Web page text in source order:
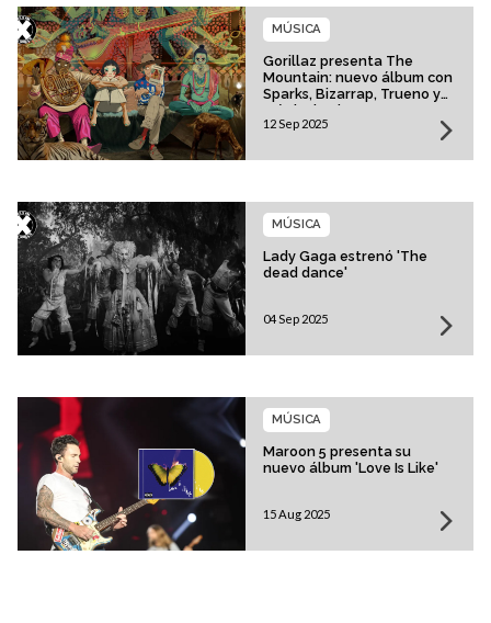
Gorillaz presenta The
Mountain: nuevo álbum con
Sparks, Bizarrap, Trueno y
más invitados
MÚSICA
12 Sep 2025
Lady Gaga estrenó 'The
dead dance'
MÚSICA
04 Sep 2025
Maroon 5 presenta su
nuevo álbum 'Love Is Like'
MÚSICA
15 Aug 2025